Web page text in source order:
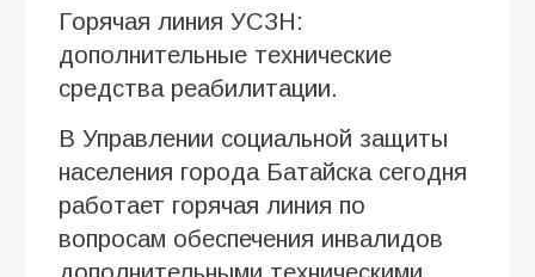
Горячая линия УСЗН:
дополнительные технические
средства реабилитации.
В Управлении социальной защиты
населения города Батайска сегодня
работает горячая линия по
вопросам обеспечения инвалидов
дополнительными техническими